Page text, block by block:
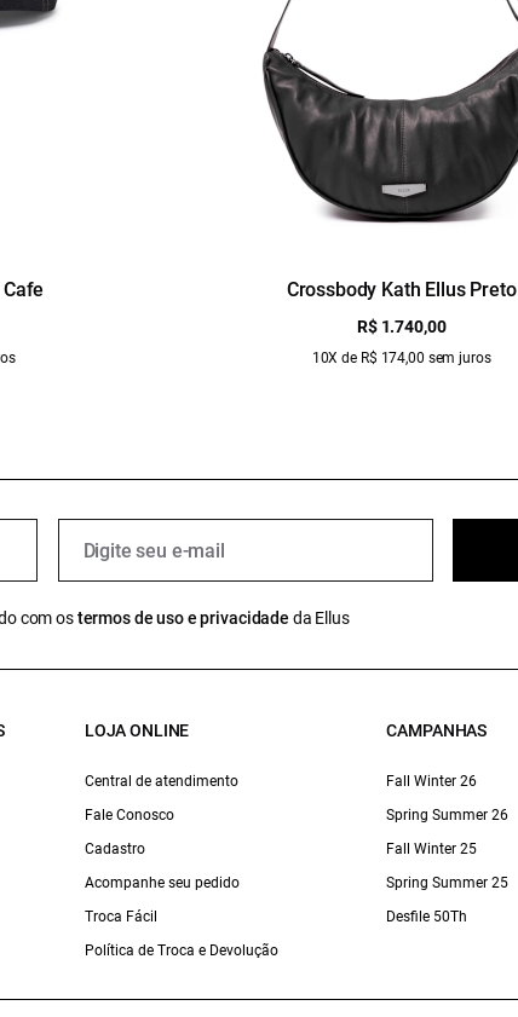
Crossbody Kath Ellus Preto
R$ 1.740,00
10X de R$ 174,00 sem juros
com ostermos de uso e privacidade da Ellus
LOJA ONLINE
Central de atendimento
Fale Conosco
Cadastro
Acompanhe seu pedido
Troca Fácil
Política de Troca e Devolução
CAMPANHAS
Fall Winter 26
Spring Summer 26
Fall Winter 25
Spring Summer 25
Desfile 50Th